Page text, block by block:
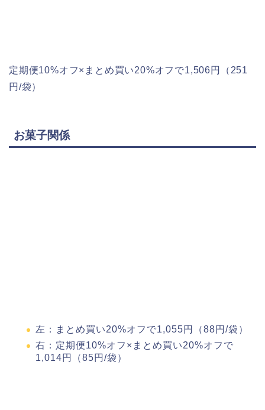
定期便10%オフ×まとめ買い20%オフで1,506円（251
円/袋）
お菓子関係
左：まとめ買い20%オフで1,055円（88円/袋）
右：定期便10%オフ×まとめ買い20%オフで
1,014円（85円/袋）